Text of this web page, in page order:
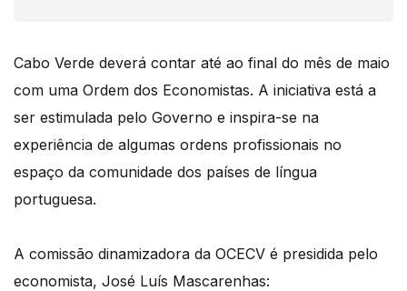
Cabo Verde deverá contar até ao final do mês de maio
com uma Ordem dos Economistas. A iniciativa está a
ser estimulada pelo Governo e inspira-se na
experiência de algumas ordens profissionais no
espaço da comunidade dos países de língua
portuguesa.
A comissão dinamizadora da OCECV é presidida pelo
economista, José Luís Mascarenhas: